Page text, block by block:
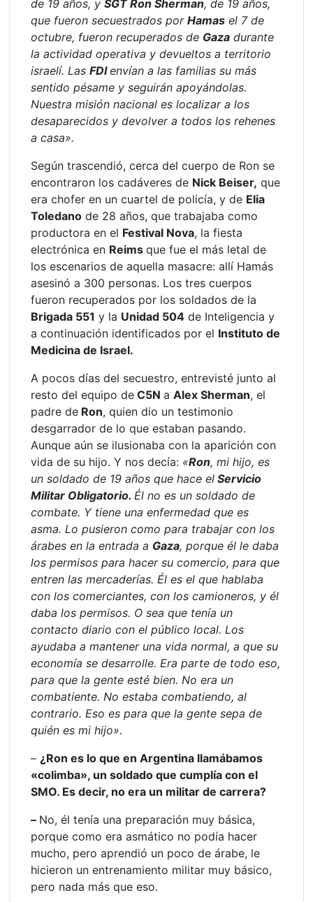
de 19 años, ySGT Ron Sherman, de 19 años,
que fueron secuestrados porHamas el 7 de
octubre, fueron recuperados de Gaza durante
la actividad operativa y devueltos a territorio
israelí. LasFDIenvían a las familias su más
sentido pésame y seguirán apoyándolas.
Nuestra misión nacional es localizar a los
desaparecidos y devolver a todos los rehenes
a casa».
Según trascendió, cerca del cuerpo de Ron se
encontraron los cadáveres de Nick Beiser, que
era chofer en un cuartel de policía, y de Elia
Toledano de 28 años, que trabajaba como
productora en el Festival Nova, la fiesta
electrónica en Reimsque fue el más letal de
los escenarios de aquella masacre: allí Hamás
asesinó a 300 personas. Los tres cuerpos
fueron recuperados por los soldados de la
Brigada 551 y la Unidad 504 de Inteligencia y
a continuación identificados por el Instituto de
Medicina de Israel.
A pocos días del secuestro, entrevisté junto al
resto del equipo de C5NaAlex Sherman, el
padre de Ron, quien dio un testimonio
desgarrador de lo que estaban pasando.
Aunque aún se ilusionaba con la aparición con
vida de su hijo. Y nos decía: «Ron, mi hijo, es
un soldado de 19 años que hace el Servicio
Militar Obligatorio. Él no es un soldado de
combate. Y tiene una enfermedad que es
asma. Lo pusieron como para trabajar con los
árabes en la entrada a Gaza, porque él le daba
los permisos para hacer su comercio, para que
entren las mercaderías. Él es el que hablaba
con los comerciantes, con los camioneros, y él
daba los permisos. O sea que tenía un
contacto diario con el público local. Los
ayudaba a mantener una vida normal, a que su
economía se desarrolle. Era parte de todo eso,
para que la gente esté bien. No era un
combatiente. No estaba combatiendo, al
contrario. Eso es para que la gente sepa de
quién es mi hijo».
– ¿Ron es lo que en Argentina llamábamos
«colimba», un soldado que cumplía con el
SMO. Es decir, no era un militar de carrera?
– No, él tenía una preparación muy básica,
porque como era asmático no podía hacer
mucho, pero aprendió un poco de árabe, le
hicieron un entrenamiento militar muy básico,
pero nada más que eso.